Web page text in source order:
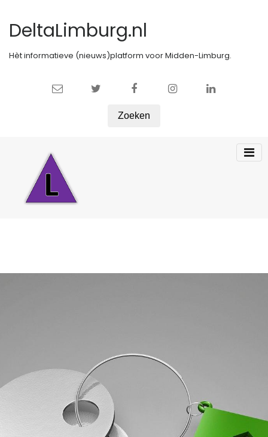
DeltaLimburg.nl
Hèt informatieve (nieuws)platform voor Midden-Limburg.
Zoeken